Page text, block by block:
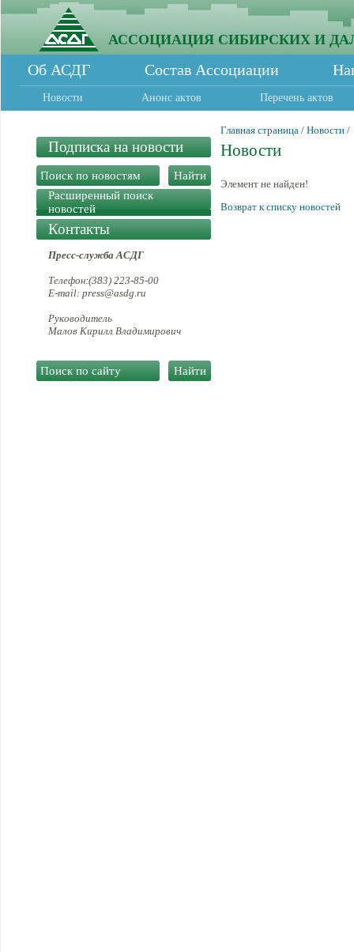
АССОЦИАЦИЯ СИБИРСКИХ И
Об АСДГ Состав Ассоциации
Новости Анонс актов Перечень актов
Подписка на новости
Расширенный поиск
новостей
Контакты
Пресс-служба АСДГ
Телефон:(383) 223-85-00
E-mail: press@asdg.ru
Руководитель
Малов Кирилл Владимирович
Главная страница / Новости /
Новости
Элемент не найден!
Возврат к списку новостей